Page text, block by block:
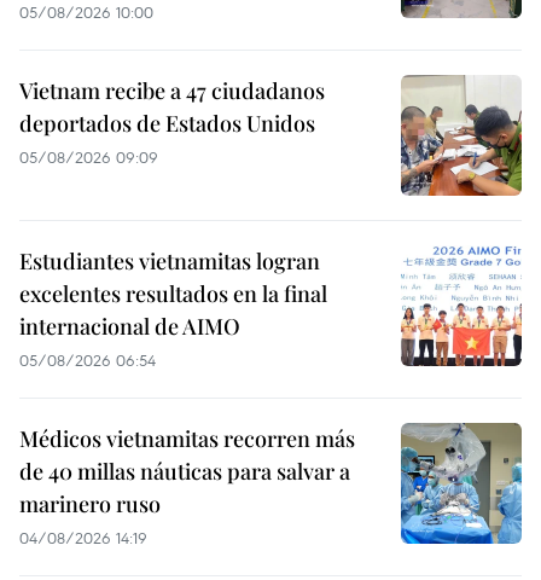
05/08/2026 10:00
Vietnam recibe a 47 ciudadanos
deportados de Estados Unidos
05/08/2026 09:09
Estudiantes vietnamitas logran
excelentes resultados en la final
internacional de AIMO
05/08/2026 06:54
Médicos vietnamitas recorren más
de 40 millas náuticas para salvar a
marinero ruso
04/08/2026 14:19